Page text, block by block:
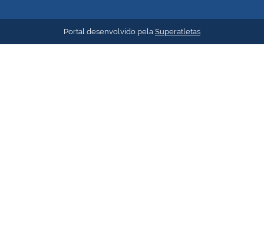
Portal desenvolvido pela Superatletas